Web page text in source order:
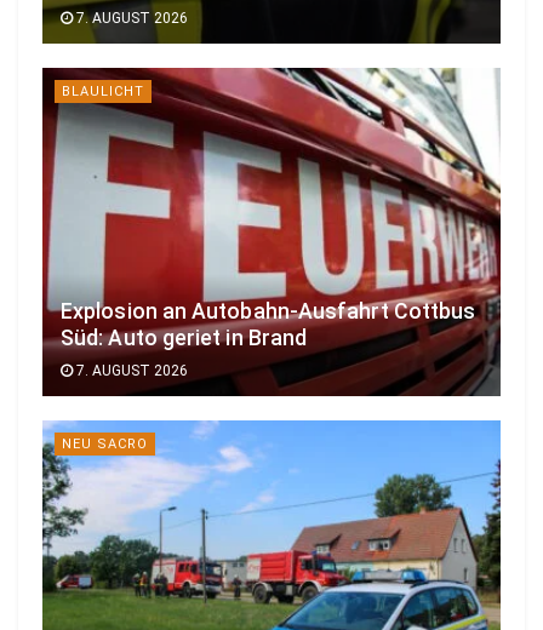
7. AUGUST 2026
BLAULICHT
Explosion an Autobahn-Ausfahrt Cottbus
Süd: Auto geriet in Brand
7. AUGUST 2026
NEU SACRO